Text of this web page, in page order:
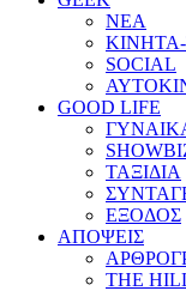
ΝΕΑ
ΚΙΝΗΤΑ-
SOCIAL
GOOD LIFE
ΤΑΞΙΔΙΑ
ΕΞΟΔΟΣ
ΑΠΟΨΕΙΣ
THE